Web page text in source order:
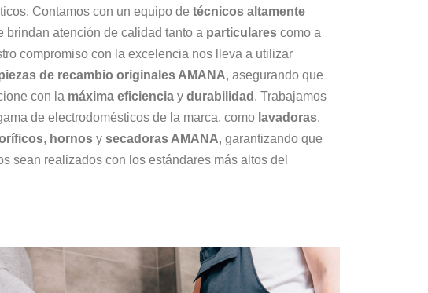
Contamos con un equipo de técnicos altamente
brindan atención de calidad tanto a particulares como a
compromiso con la excelencia nos lleva a utilizar
de recambio originales AMANA, asegurando que
con la máxima eficiencia y durabilidad . Trabajamos
de electrodomésticos de la marca, como lavadoras,
, hornos y secadoras AMANA, garantizando que
sean realizados con los estándares más altos del